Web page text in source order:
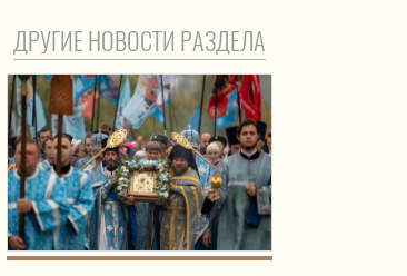
ДРУГИЕ НОВОСТИ РАЗДЕЛА